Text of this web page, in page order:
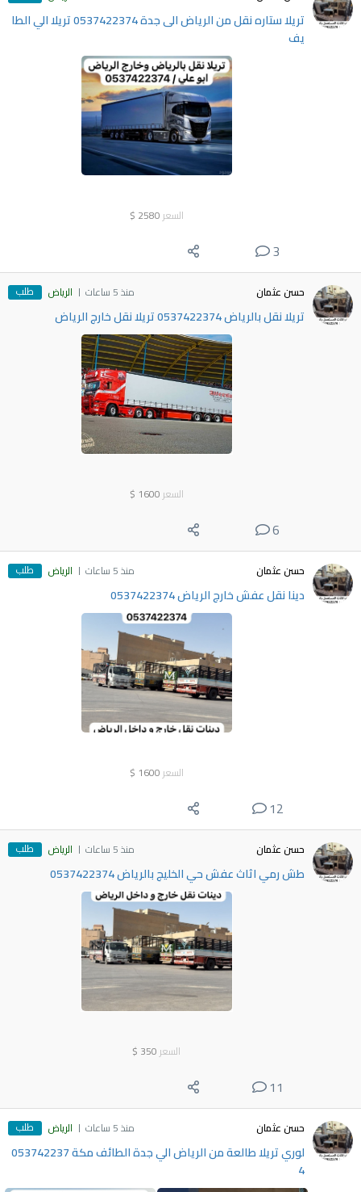
تريلا ستاره نقل من الرياض الى جدة 0537422374 تريلا الي الطا
يف
السعر 2580
$
3
حسن عثمان منذ 5 ساعات الرياض طلب
تريلا نقل بالرياض 0537422374 تريلا نقل خارج الرياض
السعر 1600
$
6
حسن عثمان منذ 5 ساعات الرياض طلب
دينا نقل عفش خارج الرياض 0537422374
السعر 1600
$
12
حسن عثمان منذ 5 ساعات الرياض طلب
طش رمي اثاث عفش حي الخليج بالرياض 0537422374
السعر 350
$
11
حسن عثمان منذ 5 ساعات الرياض طلب
لوري تريلا طالعة من الرياض الي جدة الطائف مكة 053742237
4